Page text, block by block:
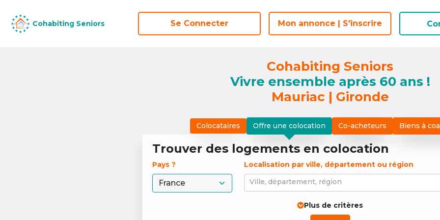
Cohabiting Seniors Se Connecter Mon annonce | S'inscrire
Cohabiting Seniors Se Connecter Mon annonce | S'inscrire
Cohabiting Seniors
Vivre ensemble après 60 ans !
Mauriac | Gironde
Colocataires Offre une colocation Co-acheteurs Biens à
Trouver des logements en colocation
Pays ?
Localisation par ville, département ou région
Ville, département, région
Plus de critères